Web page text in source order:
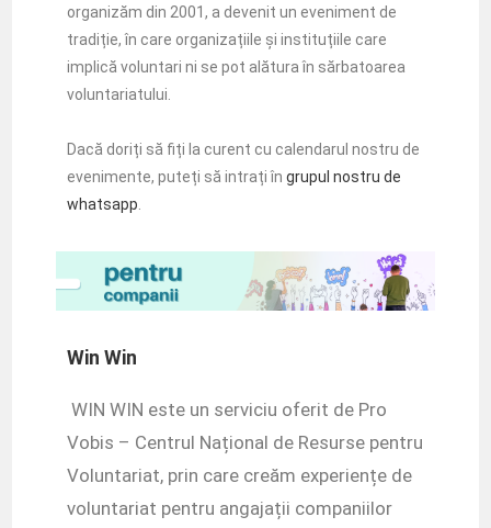
organizăm din 2001, a devenit un eveniment de
tradiție, în care organizațiile și instituțiile care
implică voluntari ni se pot alătura în sărbatoarea
voluntariatului.
Dacă doriți să fiți la curent cu calendarul nostru de
evenimente, puteți să intrați îngrupul nostru de
whatsapp
Win Win
WIN WIN este un serviciu oferit de Pro
Vobis – Centrul Național de Resurse pentru
Voluntariat, prin care creăm experiențe de
voluntariat pentru angajații companiilor